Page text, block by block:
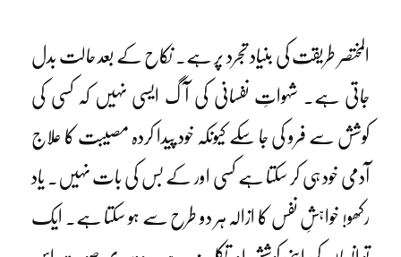
المختصر طریقت کی بنیاد تجرد پر ہے۔ نکاح کے بعد حالت بدل
جاتی ہے۔ شہواتِ نفسانی کی آگ ایسی نہیں کہ کسی کی
کوشش سے فرو کی جا سکے کیونکہ خود پیدا کردہ مصیبت کا علاج
آدمی خود ہی کر سکتا ہے کسی اور کے بس کی بات نہیں۔ یاد
رکھو! خواہشِ نفس کا ازالہ ہر دو طرح سے ہو سکتا ہے۔ ایک